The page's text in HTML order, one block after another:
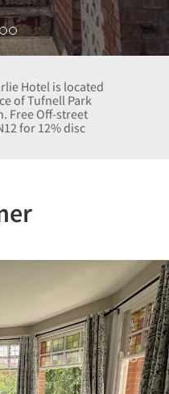
Hotel is located
of Tufnell Park
Free Off-street
for 12% disc